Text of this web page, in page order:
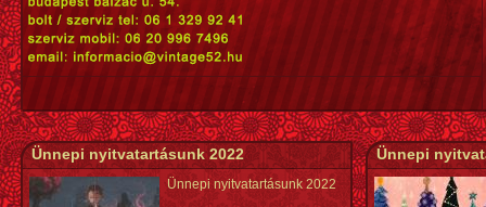
Ünnepi nyitvatartásunk 2022
Ünnepi nyitvatartásunk 2022
Ünnepi